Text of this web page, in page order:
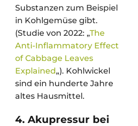
Substanzen zum Beispiel
in Kohlgemüse gibt.
(Studie von 2022: „The
Anti-Inflammatory Effect
of Cabbage Leaves
Explained„). Kohlwickel
sind ein hunderte Jahre
altes Hausmittel.
4. Akupressur bei